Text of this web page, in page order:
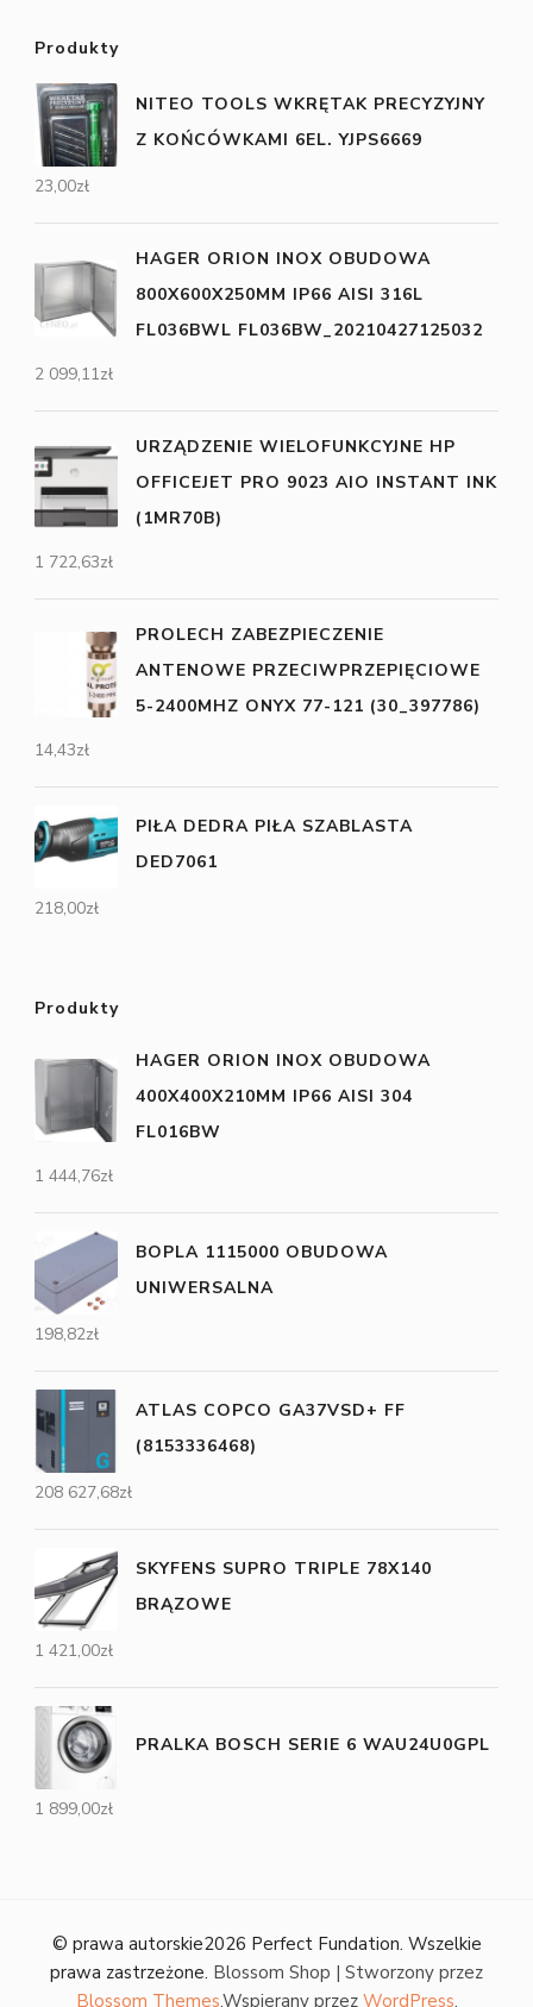
Produkty
NITEO TOOLS WKRĘTAK PRECYZYJNY
Z KOŃCÓWKAMI 6EL. YJPS6669
23,00zł
HAGER ORION INOX OBUDOWA
800X600X250MM IP66 AISI 316L
FL036BWL FL036BW_20210427125032
2 099,11zł
URZĄDZENIE WIELOFUNKCYJNE HP
OFFICEJET PRO 9023 AIO INSTANT INK
(1MR70B)
1 722,63zł
PROLECH ZABEZPIECZENIE
ANTENOWE PRZECIWPRZEPIĘCIOWE
5-2400MHZ ONYX 77-121 (30_397786)
14,43zł
PIŁA DEDRA PIŁA SZABLASTA
DED7061
218,00zł
Produkty
HAGER ORION INOX OBUDOWA
400X400X210MM IP66 AISI 304
FL016BW
1 444,76zł
BOPLA 1115000 OBUDOWA
UNIWERSALNA
198,82zł
ATLAS COPCO GA37VSD+ FF
(8153336468)
208 627,68zł
SKYFENS SUPRO TRIPLE 78X140
BRĄZOWE
1 421,00zł
PRALKA BOSCH SERIE 6 WAU24U0GPL
1 899,00zł
© prawa autorskie2026 Perfect Fundation. Wszelkie
prawa zastrzeżone. Blossom Shop | Stworzony przez
Blossom Themes.Wspierany przez WordPress.